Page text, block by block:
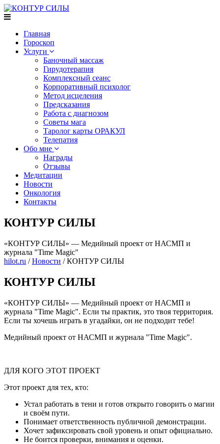
Главная
Гороскоп
Услуги
Баночный массаж
Гирудотерапия
Комплексный сеанс
Корпоративный психолог
Метод исцеления
Предсказания
Работа с диагнозом
Советы мага
Таролог карты ОРАКУЛ
Телепатия
Обо мне
Награды
Отзывы
Медитации
Новости
Онкология
Контакты
КОНТУР СИЛЫ
«КОНТУР СИЛЫ» — Медийный проект от НАСМП и
журнала "Time Magic"
hilot.ru /Новости /КОНТУР СИЛЫ
КОНТУР СИЛЫ
«КОНТУР СИЛЫ» — Медийный проект от НАСМП и
журнала "Time Magic". Если ты практик, это твоя территория.
Если ты хочешь играть в угадайки, он не подходит тебе!
Медийный проект от НАСМП и журнала "Time Magic".
ДЛЯ КОГО ЭТОТ ПРОЕКТ
Этот проект для тех, кто:
Устал работать в тени и готов открыто говорить о магии
и своём пути.
Понимает ответственность публичной демонстрации.
Хочет зафиксировать свой уровень и опыт официально.
Не боится проверки, внимания и оценки.